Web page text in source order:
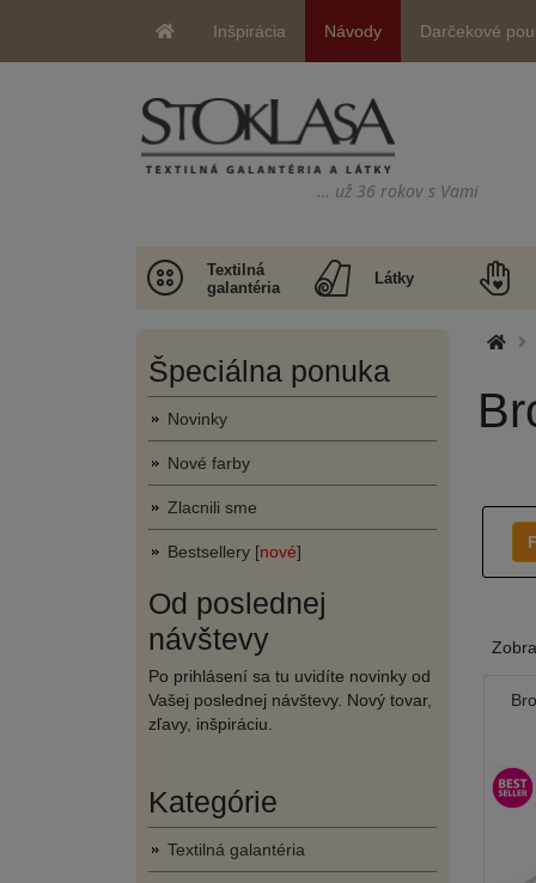
Inšpirácia Návody Darčekové
… už 36 rokov s Vami
Textilná
galantéria
Látky
Špeciálna ponuka
Novinky
Nové farby
Zlacnili sme
Bestsellery [nové]
Od poslednej
návštevy
Po prihlásení sa tu uvidíte novinky od
Vašej poslednej návštevy. Nový tovar,
zľavy, inšpiráciu.
Kategórie
Textilná galantéria